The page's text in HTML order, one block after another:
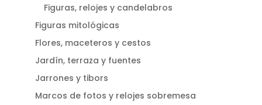
Figuras, relojes y candelabros
Figuras mitológicas
Flores, maceteros y cestos
Jardín, terraza y fuentes
Jarrones y tibors
Marcos de fotos y relojes sobremesa